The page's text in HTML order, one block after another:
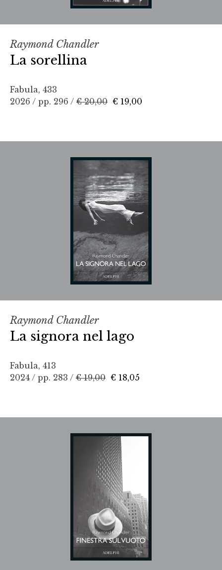
Raymond Chandler
La sorellina
Fabula, 433
2026 / pp. 296 / € 20,00 € 19,00
Raymond Chandler
La signora nel lago
Fabula, 413
2024 / pp. 283 / € 19,00 € 18,05